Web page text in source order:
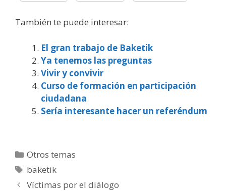
También te puede interesar:
El gran trabajo de Baketik
Ya tenemos las preguntas
Vivir y convivir
Curso de formación en participación
ciudadana
Sería interesante hacer un referéndum
Categorías
Otros temas
Etiquetas
baketik
Víctimas por el diálogo